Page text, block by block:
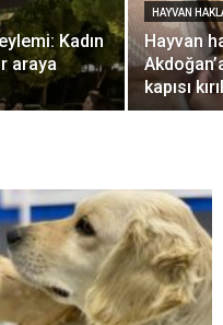
Kadın
araya
HAYVAN
Hayvan
kapısı